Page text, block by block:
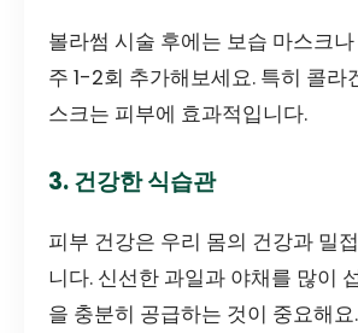
볼라썸 시술 후에는 보습 마스크
주 1-2회 추가해보세요. 특히 콜라
스크는 피부에 효과적입니다.
3. 건강한 식습관
피부 건강은 우리 몸의 건강과 밀
니다. 신선한 과일과 야채를 많이
을 충분히 공급하는 것이 중요해